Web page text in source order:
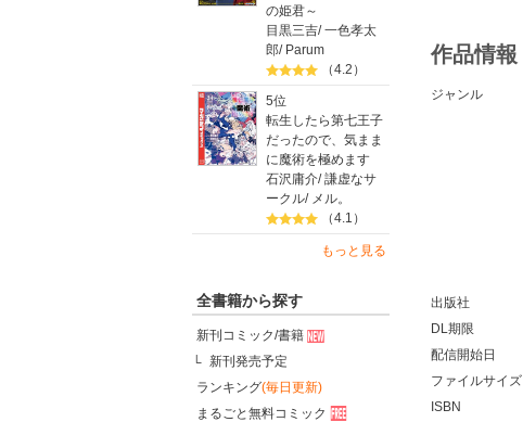
の姫君～
目黒三吉/一色孝太
郎/ Parum
（4.2）
5位
転生したら第七王子
だったので、気まま
に魔術を極めます
石沢庸介/謙虚なサ
ークル/ メル。
（4.1）
もっと見る
全書籍から探す
新刊コミック/書籍
新刊発売予定
ランキング(毎日更新)
まるごと無料コミック
作品情報
ジャンル
出版社
DL期限
配信開始日
ファイルサイズ
ISBN